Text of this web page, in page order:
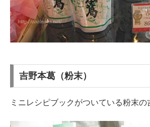
吉野本葛（粉末）
ミニレシピブックがついている粉末の